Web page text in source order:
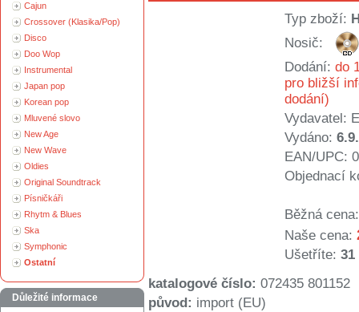
Cajun
Crossover (Klasika/Pop)
Disco
Doo Wop
Instrumental
Japan pop
Korean pop
Mluvené slovo
New Age
New Wave
Oldies
Original Soundtrack
Písničkáři
Rhytm & Blues
Ska
Symphonic
Ostatní
Důležité informace
Typ zboží:
Nosič:
Dodání: do
pro bližší
dodání)
Vydavatel:
Vydáno:
EAN/UPC:
Objednací
Běžná cena:
Naše cena:
Ušetříte: 31
katalogové číslo: 072435 801152
původ: import (EU)